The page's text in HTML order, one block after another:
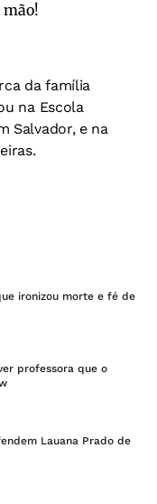
da família
na Escola
Salvador, e na
ironizou morte e fé de
professora que o
Lauana Prado de